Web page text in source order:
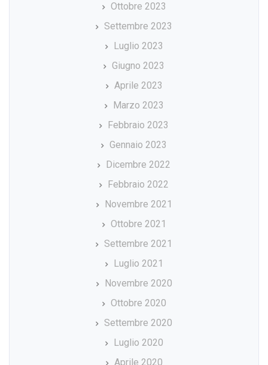
Ottobre 2023
Settembre 2023
Luglio 2023
Giugno 2023
Aprile 2023
Marzo 2023
Febbraio 2023
Gennaio 2023
Dicembre 2022
Febbraio 2022
Novembre 2021
Ottobre 2021
Settembre 2021
Luglio 2021
Novembre 2020
Ottobre 2020
Settembre 2020
Luglio 2020
Aprile 2020